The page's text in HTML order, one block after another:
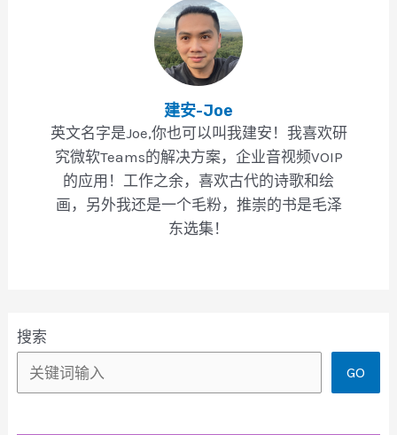
建安-Joe
英文名字是Joe,你也可以叫我建安！我喜欢研
究微软Teams的解决方案，企业音视频VOIP
的应用！工作之余，喜欢古代的诗歌和绘
画，另外我还是一个毛粉，推崇的书是毛泽
东选集！
搜索
GO